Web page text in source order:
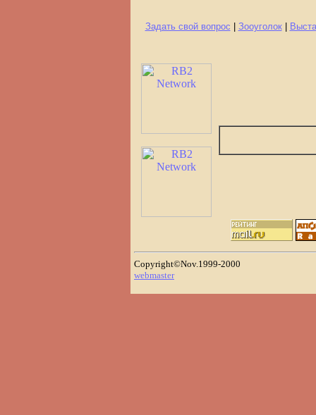
Задать свой вопрос Зооуголок|
Copyright©Nov.1999-2000
webmaster